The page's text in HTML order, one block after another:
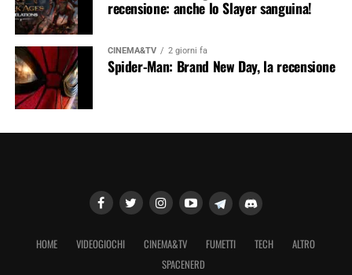
recensione: anche lo Slayer sanguina!
CINEMA&TV 2 giorni fa
Spider-Man: Brand New Day, la recensione
HOME VIDEOGIOCHI CINEMA&TV FUMETTI TECH
ALTRO
SPACENERD